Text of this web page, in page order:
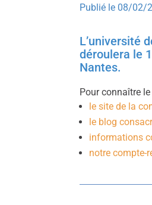
Publié le 08/02/
L’université
déroulera le
Nantes.
Pour connaître
le site de la
le blog
informations
notre compte-